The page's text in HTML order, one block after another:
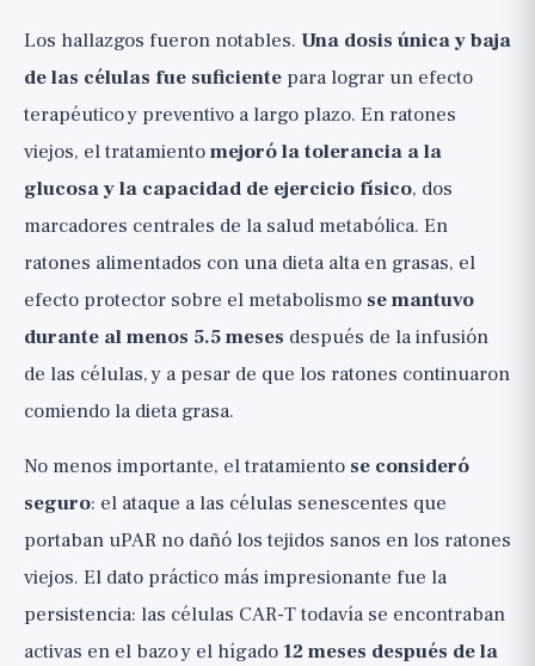
Los hallazgos fueron notables. Una dosis única y baja
de las células fue suficiente para lograr un efecto
terapéutico y preventivo a largo plazo. En ratones
viejos, el tratamientomejoró la tolerancia a la
glucosa y la capacidad de ejercicio físico, dos
marcadores centrales de la salud metabólica. En
ratones alimentados con una dieta alta en grasas, el
efecto protector sobre el metabolismo se mantuvo
durante al menos 5.5 meses después de la infusión
de las células, y a pesar de que los ratones continuaron
comiendo la dieta grasa.
No menos importante, el tratamiento se consideró
seguro: el ataque a las células senescentes que
portaban uPAR no dañó los tejidos sanos en los ratones
viejos. El dato práctico más impresionante fue la
persistencia: las células CAR-T todavía se encontraban
activas en el bazo y el hígado12 meses después de la